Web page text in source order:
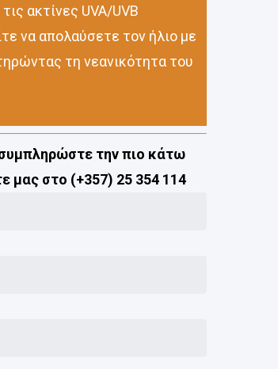
ακτίνες UVA/UVB
να απολαύσετε τον ήλιο με
τη νεανικότητα του
συμπληρώστε την πιο κάτω
μας στο (+357) 25 354 114